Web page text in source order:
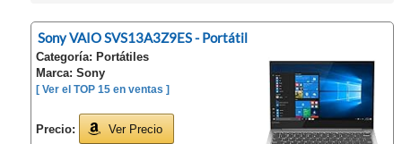
Sony VAIO SVS13A3Z9ES - Portátil
Categoría: Portátiles
Marca: Sony
[ Ver el TOP 15 en ventas ]
Precio: Ver Precio